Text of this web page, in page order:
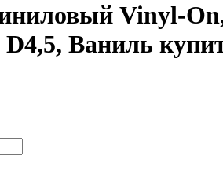
Vinyl-
D4,5, Ваниль